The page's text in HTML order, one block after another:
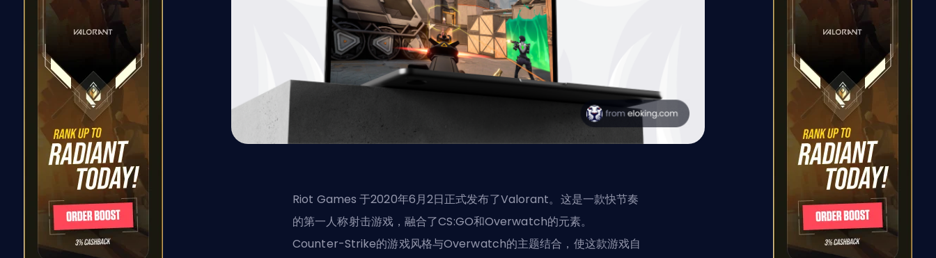
Riot Games 于2020年6月2日正式发布了Valorant。这是一款快节奏
的第一人称射击游戏，融合了CS:GO和Overwatch的元素。
Counter-Strike的游戏风格与Overwatch的主题结合，使这款游戏自